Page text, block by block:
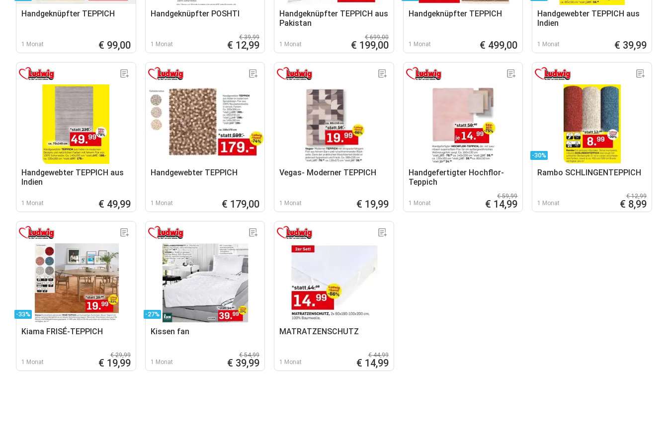
Handgeknüpfter TEPPICH
1 Monat € 99,00
Handgeknüpfter POSHTI
1 Monat
€ 39,99
€ 12,99
Handgeknüpfter TEPPICH aus
Pakistan
1 Monat
€ 699,00
€ 199,00
Handgeknüpfter TEPPICH
1 Monat € 499,00
Handgewebter TEPPICH aus
Indien
1 Monat € 39,99
Handgewebter TEPPICH aus
Indien
1 Monat € 49,99
Handgewebter TEPPICH
1 Monat € 179,00
Vegas- Moderner TEPPICH
1 Monat € 19,99
Handgefertigter Hochflor-
Teppich
1 Monat
€ 59,99
€ 14,99
-30%
Rambo SCHLINGENTEPPICH
1 Monat
€ 12,99
€ 8,99
-33%
Kiama FRISÉ-TEPPICH
1 Monat
€ 29,99
€ 19,99
-27%
Kissen fan
1 Monat
€ 54,99
€ 39,99
MATRATZENSCHUTZ
1 Monat
€ 44,99
€ 14,99